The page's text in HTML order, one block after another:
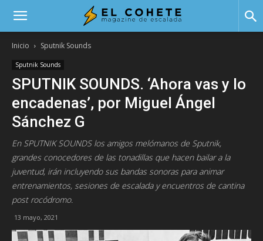
Cohete
Inicio Sputnik Sounds
Sputnik Sounds
SPUTNIK SOUNDS. ‘Ahora vas y lo
encadenas’, por Miguel Ángel
Sánchez G
En SPUTNIK SOUNDS los amigos melómanos de Sputnik,
grandes conocedores de las tonadillas que hacen bailar a la
juventud, irán incluyendo sus bandas sonoras para animar
entrenamientos, sesiones de escalada y encuentros de cantina
post rocódromo.
13 mayo, 2021